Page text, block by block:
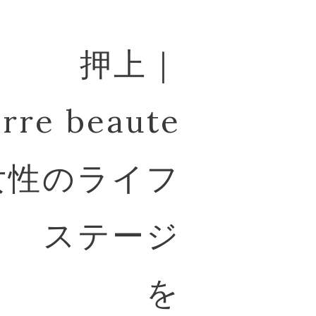
押上｜
beaute
のライフ
ステージ
を